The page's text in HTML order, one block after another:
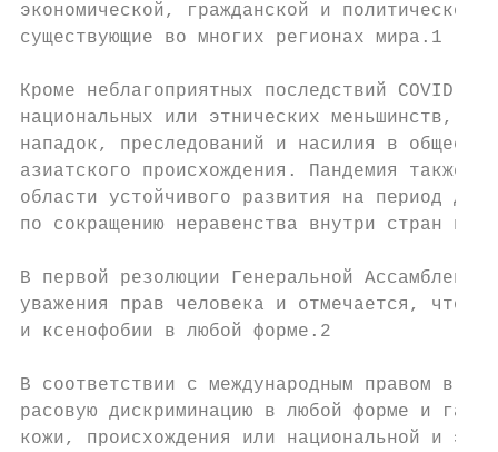
экономической, гражданской и
существующие во многих регионах мира.1
Кроме неблагоприятных последствий COVID-
национальных или этнических меньшинств, в
нападок, преследований и насилия в
азиатского происхождения. Пандемия также
области устойчивого развития на период
по сокращению неравенства внутри стран и
В первой резолюции Генеральной Ассамблеи,
уважения прав человека и отмечается, что
и ксенофобии в любой форме.2
В соответствии с международным правом в
расовую дискриминацию в любой форме и
кожи, происхождения или национальной и